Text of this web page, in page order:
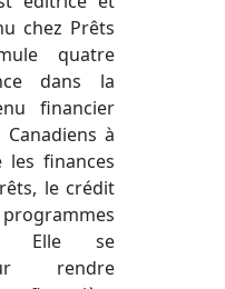
chez Prêts
quatre
dans la
financier
à
les finances
le crédit
Elle se
rendre